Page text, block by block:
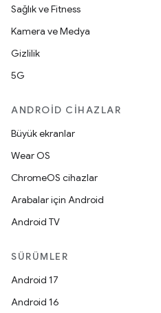
Sağlık ve Fitness
Kamera ve Medya
Gizlilik
5G
ANDROID CIHAZLAR
Büyük ekranlar
Wear OS
ChromeOS cihazlar
Arabalar için Android
Android TV
SÜRÜMLER
Android 17
Android 16